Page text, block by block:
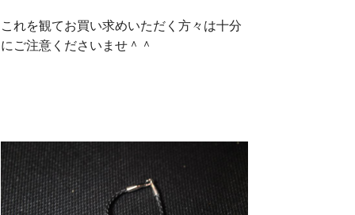
これを観てお買い求めいただく方々は十分
にご注意くださいませ＾＾